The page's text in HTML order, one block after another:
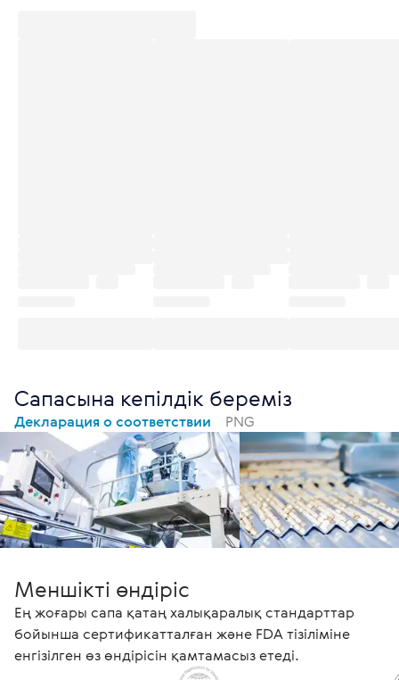
Сапасына кепілдік береміз
Декларация о соответствии PNG
Меншікті өндіріс
Ең жоғары сапа қатаң халықаралық стандарттар
бойынша сертификатталған және FDA тізіліміне
енгізілген өз өндірісін қамтамасыз етеді.